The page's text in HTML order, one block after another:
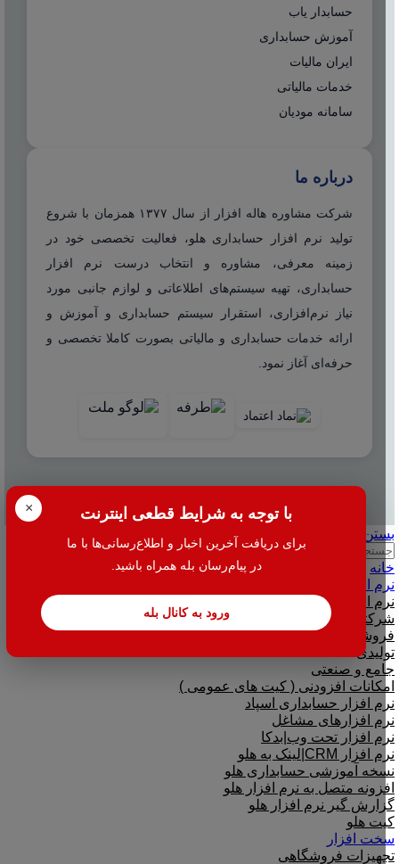
× با توجه به شرایط قطعی اینترنت
برای دریافت آخرین اخبار و اطلاع‌رسانی‌ها با ما
در پیام‌رسان بله همراه باشید.
ورود به کانال بله
حسابدار یاب
آموزش حسابداری
ایران مالیات
خدمات مالیاتی
سامانه مودیان
درباره ما
شرکت مشاوره هاله افزار از سال ۱۳۷۷ همزمان با شروع
تولید نرم افزار حسابداری هلو، فعالیت تخصصی خود در
زمینه معرفی، مشاوره و انتخاب درست نرم افزار
حسابداری، تهیه سیستم‌های اطلاعاتی و لوازم جانبی مورد
نیاز نرم‌افزاری، استقرار سیستم حسابداری و آموزش و
ارائه خدمات حسابداری و مالیاتی بصورت کاملا تخصصی و
حرفه‌ای آغاز نمود.
بستن
جستجو
خانه
نرم افزار
نرم افزار حسابداری هلو
شرکتی
فروشگاهی
تولیدی
جامع و صنعتی
امکانات افزودنی ( کیت های عمومی )
نرم افزار حسابداری اسپاد
نرم افزارهای مشاغل
نرم افزار تحت وب|بدکا
نرم افزار CRM|لینک به هلو
نسخه آموزشی حسابداری هلو
افزونه متصل به نرم افزار هلو
گزارش گیر نرم افزار هلو
کیت هلو
سخت افزار
تجهیزات فروشگاهی